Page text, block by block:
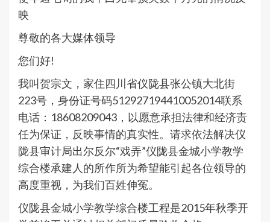
映
尊敬的各大媒体领导
您们好!
我叫贺宗文，家住四川省仪陇县张公镇大北街
223号，身份证号码512927194410052014联系
电话：18608209043，以愿意承担法律和经济责
任为保证，反映事情的真实性。请求依法解决仪
陇县审计局出尔反尔“戏弄”仪陇县金城小学教学
综合楼承建人的所作所为希望能引起各位领导的
高度重视，为我们百姓伸冤。
仪陇县金城小学教学综合楼工程是2015年秋季开